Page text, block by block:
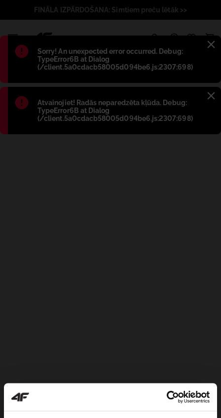
Błąd:
Sorry! An unexpected error occurred. Debug:
TypeError6B at Dialog
(/client.5a0cdacb58005d094be6.js:2307:698)
Błąd:
Atvainojiet! Radās neparedzēta kļūda. Debug:
TypeError6B at Dialog
(/client.5a0cdacb58005d094be6.js:2307:698)
FINĀLA IZPĀRDOŠANA: Simtiem preču lētāk >>